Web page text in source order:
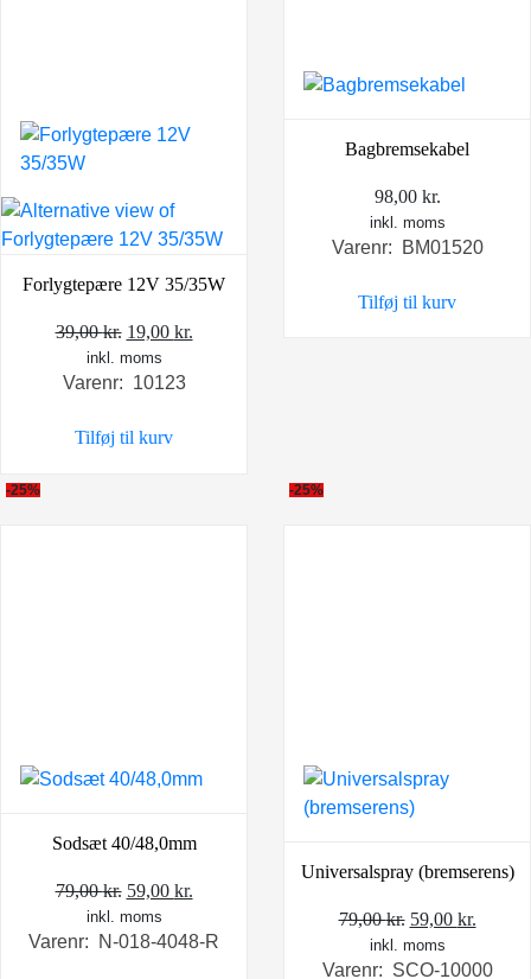
Forlygtepære 12V 35/35W
39,00kr. Den
oprindelige
pris
39,00 kr..
19,00 kr.
inkl. moms
Varenr: 10123
Tilføj til kurv
Bagbremsekabel
98,00 kr.
inkl. moms
Varenr: BM01520
Tilføj til kurv
-25%
Sodsæt 40/48,0mm
79,00kr. Den
oprindelige
pris
59,00 kr.
pris
inkl. moms
Varenr: N-018-4048-R
-25%
Universalspray (bremserens)
79,00kr. Den
oprindelige
59,00 kr.
inkl. moms
Varenr: SCO-10000